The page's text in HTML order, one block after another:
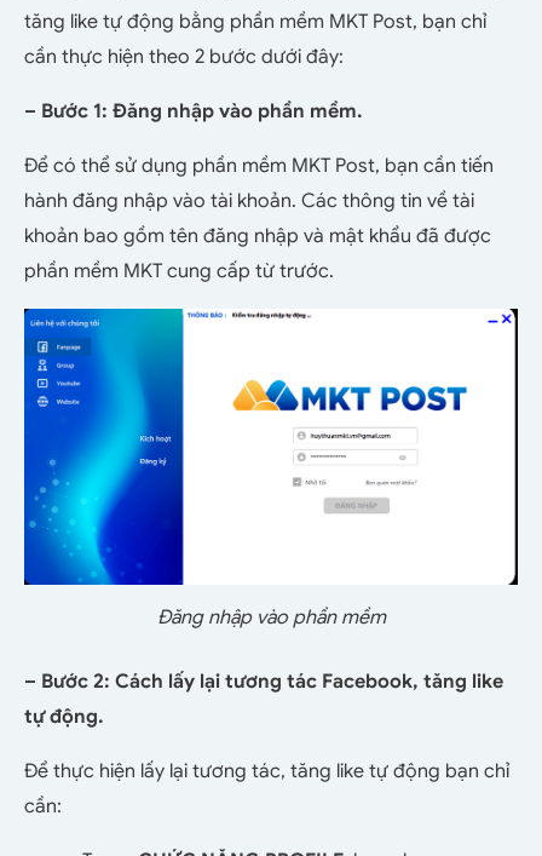
tăng like tự động bằng phần mềm MKT Post, bạn chỉ
cần thực hiện theo 2 bước dưới đây:
– Bước 1: Đăng nhập vào phần mềm.
Để có thể sử dụng phần mềm MKT Post, bạn cần tiến
hành đăng nhập vào tài khoản. Các thông tin về tài
khoản bao gồm tên đăng nhập và mật khẩu đã được
phần mềm MKT cung cấp từ trước.
Đăng nhập vào phần mềm
– Bước 2: Cách lấy lại tương tác Facebook, tăng like
tự động.
Để thực hiện lấy lại tương tác, tăng like tự động bạn chỉ
cần: